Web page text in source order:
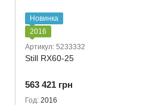
Новинка
2016
Артикул: 5233332
Still RX60-25
563 421 грн
Год 2016